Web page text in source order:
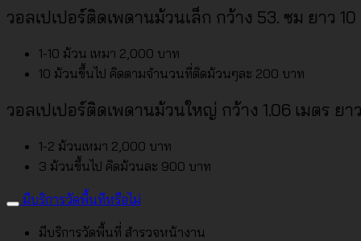
วอลเปเปอร์ติดเพดานม้วนเล็ก กว้าง 53. ซม ยาว 10
1-10 ม้วน เหมา 2,000 บาท
10 ม้วนขึ้นไป คิดตามจำนวนที่ติดม้วนๆละ 200 บาท
วอลเปเปอร์ติดเพดานม้วนใหญ่ กว้าง 1.06 เมตร ยาว
1-2 ม้วนเหมา 2,000 บาท
3 ม้วนขึ้นไป คิดม้วนละ 900 บาท
มีบริการวัดพื้นทีหรือไม่
มีบริการวัดพื้นที่ สำรวจหน้างาน